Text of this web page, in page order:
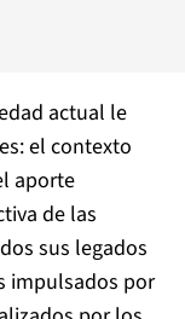
actual le
el contexto
aporte
de las
sus legados
impulsados por